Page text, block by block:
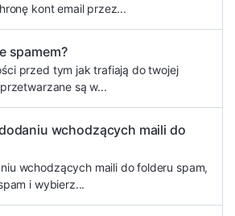
kont email przez...
spamem?
przed tym jak trafiają do twojej
są w...
wchodzących maili do
wchodzących maili do folderu spam,
i wybierz...